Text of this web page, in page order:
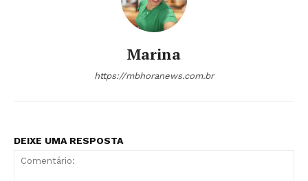
Marina
https://mbhoranews.com.br
DEIXE UMA RESPOSTA